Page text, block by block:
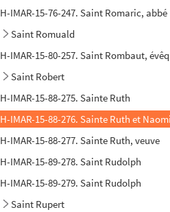
H-IMAR-15-76-247. Saint Romaric, abbé
Saint Romuald
H-IMAR-15-80-257. Saint Rombaut,
Saint Robert
H-IMAR-15-88-275. Sainte Ruth
H-IMAR-15-88-276. Sainte Ruth et
H-IMAR-15-88-277. Sainte Ruth, veuve
H-IMAR-15-89-278. Saint Rudolph
H-IMAR-15-89-279. Saint Rudolph
Saint Rupert